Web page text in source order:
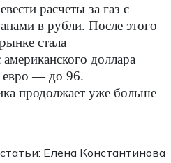
расчеты за газ с
в рубли. После этого
стала
доллара
евро — до 96.
продолжает уже больше
Елена Константинова